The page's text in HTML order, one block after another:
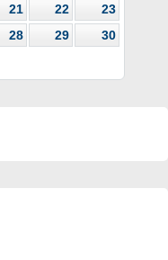
21 22
23
28 29
30